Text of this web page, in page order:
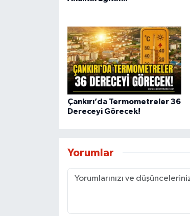
Çankırı’da Termometreler 36
Dereceyi Görecek!
Yorumlar